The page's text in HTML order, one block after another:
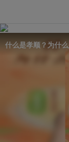
什么是孝顺？为什